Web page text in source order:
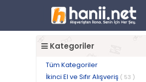
Kategoriler
Tüm Kategoriler
İkinci El ve Sıfır Alışveriş ( 53 )